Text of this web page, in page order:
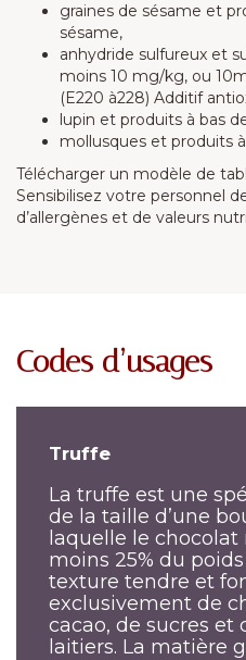
graines de sésame et
sésame,
anhydride sulfureux et
moins 10 mg/kg, ou
(E220 à228) Additif
lupin et produits à bas
mollusques et produits
Télécharger un modèle de
Sensibilisez votre personnel
d’allergènes et de valeurs
Codes d’usages
Truffe
La truffe est une
de la taille d’une
laquelle le chocolat
moins 25% du
texture tendre et
exclusivement de
cacao, de sucres et
laitiers. La matière